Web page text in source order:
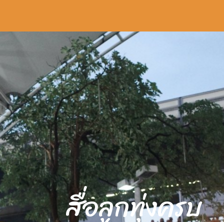
สื่อลูกทุ่งครบ